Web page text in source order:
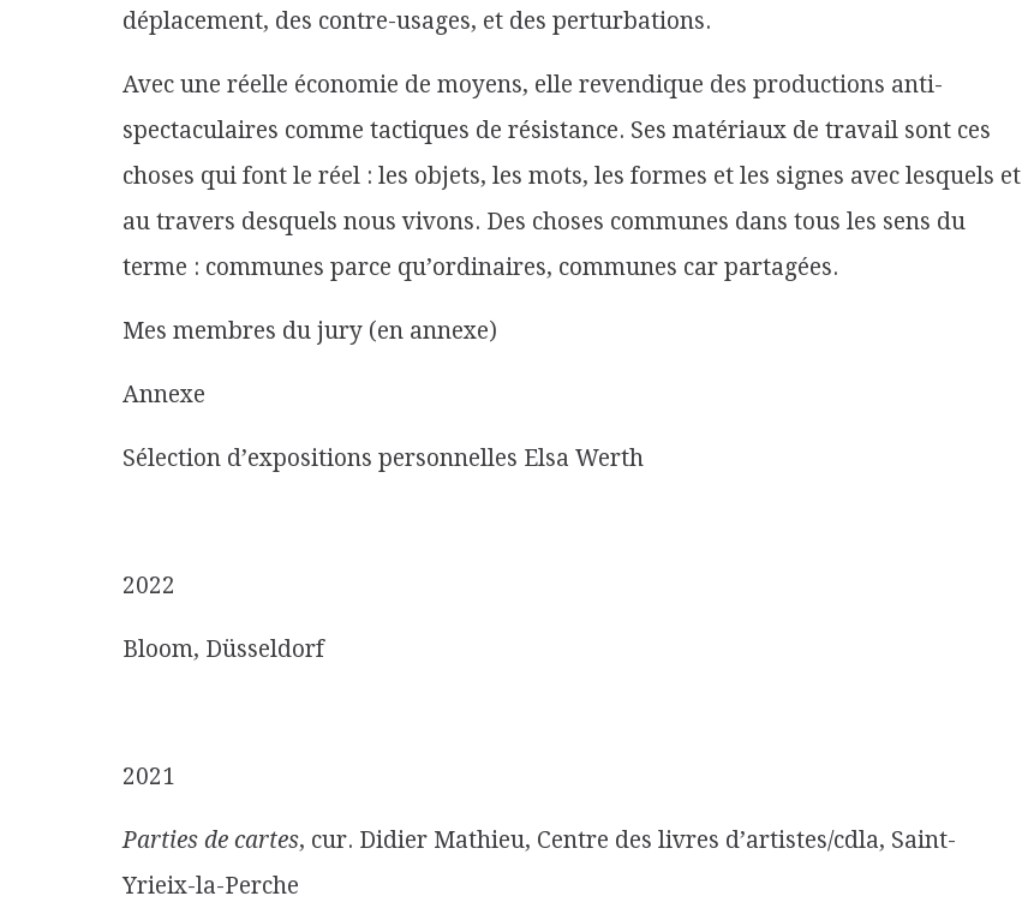
déplacement, des contre-usages, et des perturbations.
Avec une réelle économie de moyens, elle revendique des productions anti-
spectaculaires comme tactiques de résistance. Ses matériaux de travail sont ces
choses qui font le réel : les objets, les mots, les formes et les signes avec lesquels et
au travers desquels nous vivons. Des choses communes dans tous les sens du
terme : communes parce qu’ordinaires, communes car partagées.
Mes membres du jury (en annexe)
Annexe
Sélection d’expositions personnelles Elsa Werth
2022
Bloom, Düsseldorf
2021
Parties de cartes, cur. Didier Mathieu, Centre des livres d’artistes/cdla, Saint-
Yrieix-la-Perche